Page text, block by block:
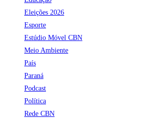
Eleições 2026
Esporte
Estúdio Móvel CBN
Meio Ambiente
País
Paraná
Podcast
Política
Rede CBN